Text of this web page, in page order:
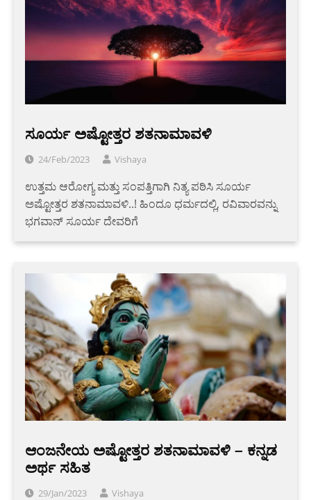
ಸೂರ್ಯ ಅಷ್ಟೋತ್ತರ ಶತನಾಮಾವಳಿ
24/Feb/2023 Vishaya
ಉತ್ತಮ ಆರೋಗ್ಯ ಮತ್ತು ಸಂಪತ್ತಿಗಾಗಿ ನಿತ್ಯ ಪಠಿಸಿ ಸೂರ್ಯ
ಅಷ್ಟೋತ್ತರ ಶತನಾಮಾವಳಿ..! ಹಿಂದೂ ಧರ್ಮದಲ್ಲಿ, ರವಿವಾರವನ್ನು
ಭಗವಾನ್ ಸೂರ್ಯ ದೇವರಿಗೆ
ಆಂಜನೇಯ ಅಷ್ಟೋತ್ತರ ಶತನಾಮಾವಳಿ – ಕನ್ನಡ
ಅರ್ಥ ಸಹಿತ
29/Jan/2023 Vishaya